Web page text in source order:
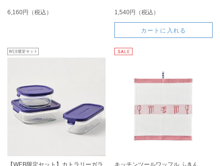
6,160円（税込） 1,540円（税込）
カートに入れる
【WEB限定セット】カトラリーガラ
キッチンツールワッフル ふきん